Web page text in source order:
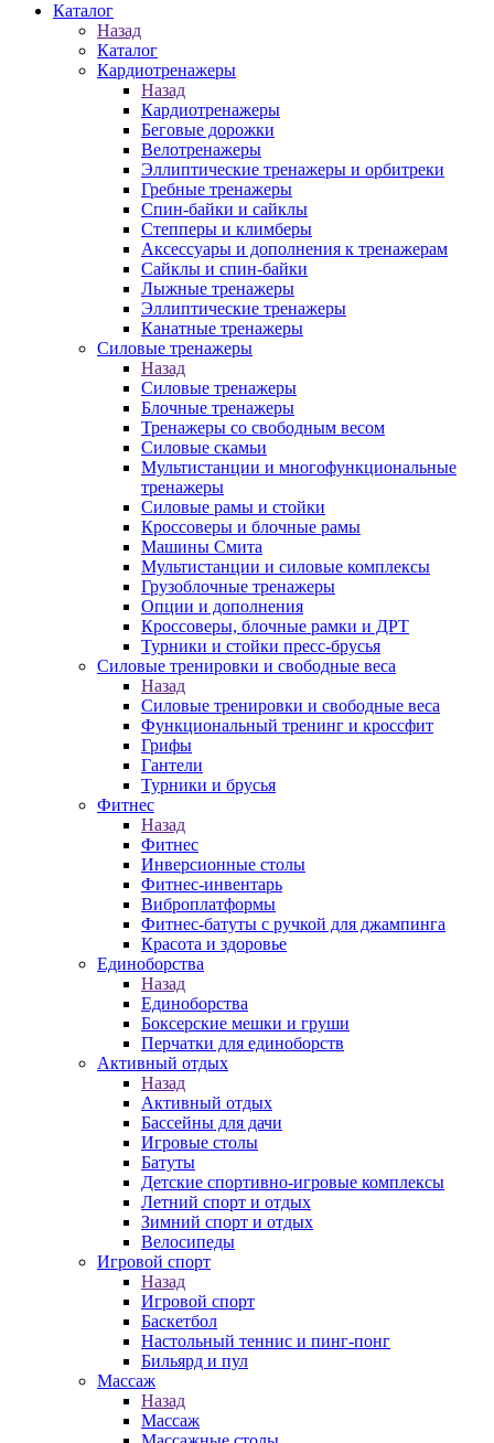
Каталог
Назад
Каталог
Кардиотренажеры
Назад
Кардиотренажеры
Беговые дорожки
Велотренажеры
Эллиптические тренажеры и орбитреки
Гребные тренажеры
Спин-байки и сайклы
Степперы и климберы
Аксессуары и дополнения к тренажерам
Сайклы и спин-байки
Лыжные тренажеры
Эллиптические тренажеры
Канатные тренажеры
Силовые тренажеры
Назад
Силовые тренажеры
Блочные тренажеры
Тренажеры со свободным весом
Силовые скамьи
Мультистанции и многофункциональные
тренажеры
Силовые рамы и стойки
Кроссоверы и блочные рамы
Машины Смита
Мультистанции и силовые комплексы
Грузоблочные тренажеры
Опции и дополнения
Кроссоверы, блочные рамки и ДРТ
Турники и стойки пресс-брусья
Силовые тренировки и свободные веса
Назад
Силовые тренировки и свободные веса
Функциональный тренинг и кроссфит
Грифы
Гантели
Турники и брусья
Фитнес
Назад
Фитнес
Инверсионные столы
Фитнес-инвентарь
Виброплатформы
Фитнес-батуты с ручкой для джампинга
Красота и здоровье
Единоборства
Назад
Единоборства
Боксерские мешки и груши
Перчатки для единоборств
Активный отдых
Назад
Активный отдых
Бассейны для дачи
Игровые столы
Батуты
Детские спортивно-игровые комплексы
Летний спорт и отдых
Зимний спорт и отдых
Велосипеды
Игровой спорт
Назад
Игровой спорт
Баскетбол
Настольный теннис и пинг-понг
Бильярд и пул
Массаж
Назад
Массаж